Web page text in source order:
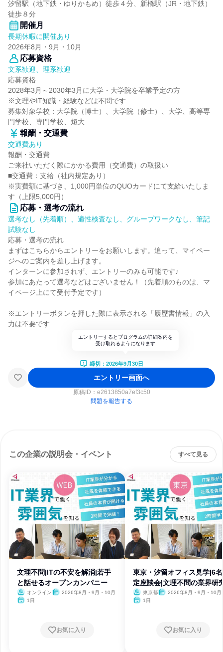
汐留駅（地下鉄・ゆりかもめ）徒歩４分、新橋駅（JR・地下鉄）
徒歩８分
開催月
長期休暇に開催あり
2026年8月・9月・10月
応募資格
文系歓迎、理系歓迎
応募資格
2028年3月～2030年3月に大学・大学院を卒業予定の方
※文理やIT知識・経験などは不問です
募集対象学校：大学院（博士）、大学院（修士）、大学、高等専
門学校、専門学校、短大
報酬・交通費
交通費あり
報酬・交通費
ご来社いただく際にかかる費用（交通費）の取扱い
■交通費：支給（社内規定あり）
※実費額に基づき、1,000円単位のQUOカードにて支給いたしま
す（上限5,000円）
応募・選考の流れ
選考なし（先着順）、適性検査なし、グループワークなし、筆記
試験なし
応募・選考の流れ
まずはこちらからエントリーをお願いします。追って、マイペー
ジへのご案内を差し上げます。
インターンに参加されず、エントリーのみも可能です♪
参加にあたって選考などはございません！（先着順のものは、マ
イページ上にて受付予定です）
※エントリーボタンを押した際に表示される「履歴書情報」の入
力は不要です
エントリーするとプログラムの詳細案内を
受け取れるようになります
締切：2026年9月30日
エントリー画面へ
原稿ID： e2613850a7ef3c50
問題を報告する
この企業の説明会・イベント すべて見る
文理不問|ITの不安を解消|若手
と話せるオープンカンパニー
オンライン
2026年8月・9月・10月
1日
お気に入り
東京・汐留オフィス見学|6
定座談会|文理不問の業界研
東京都
2026年8月・9月・10月
1日
お気に入り